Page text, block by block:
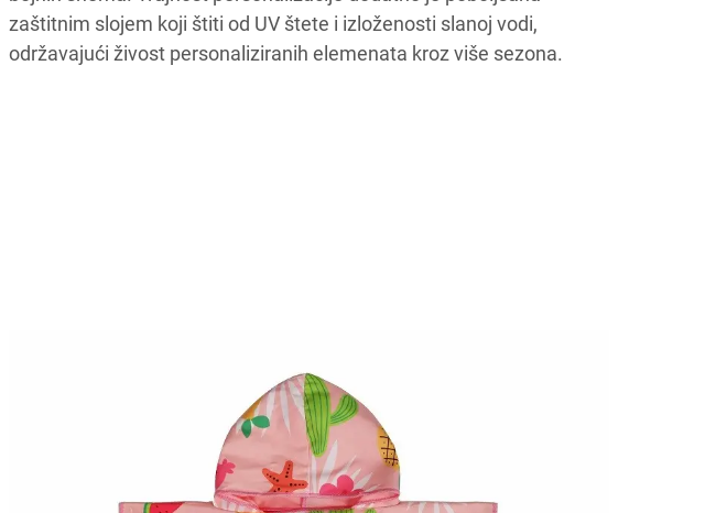
zaštitnim slojem koji štiti od UV štete i izloženosti slanoj vodi,
održavajući živost personaliziranih elemenata kroz više sezona.